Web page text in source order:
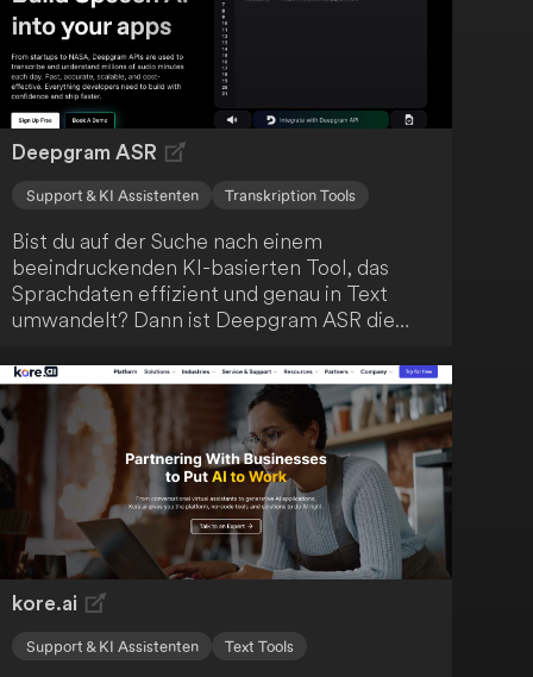
Deepgram ASR
Support & KI Assistenten Transkription Tools
Bist du auf der Suche nach einem
beeindruckenden KI-basierten Tool, das
Sprachdaten effizient und genau in Text
umwandelt? Dann ist Deepgram ASR die
ist auf Skalierbarkeit ausgelegt und
verarbeitet problemlos große Mengen an
Audiodaten. Die Transkription erfolgt mit
bemerkenswerter Geschwindigkeit und
Präzision.
kore.ai
Support & KI Assistenten Text Tools